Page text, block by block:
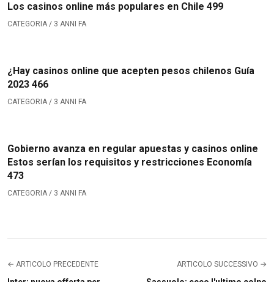
Los casinos online más populares en Chile 499
CATEGORIA / 3 ANNI FA
¿Hay casinos online que acepten pesos chilenos Guía
2023 466
CATEGORIA / 3 ANNI FA
Gobierno avanza en regular apuestas y casinos online
Estos serían los requisitos y restricciones Economía
473
CATEGORIA / 3 ANNI FA
← ARTICOLO PRECEDENTE ARTICOLO SUCCESSIVO →